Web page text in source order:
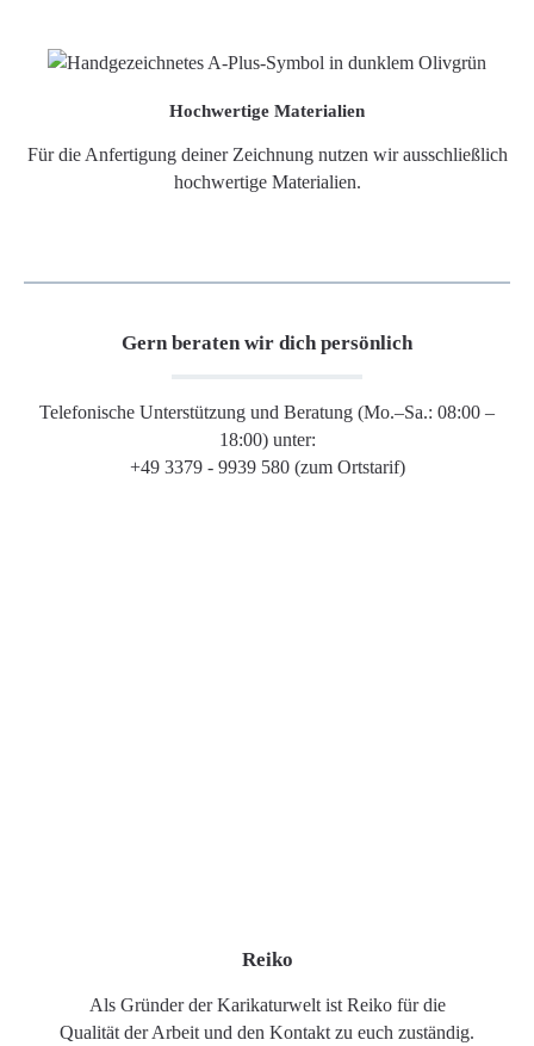
Hochwertige Materialien
Für die Anfertigung deiner Zeichnung nutzen wir ausschließlich
hochwertige Materialien.
Gern beraten wir dich persönlich
Telefonische Unterstützung und Beratung (Mo.–Sa.: 08:00 –
18:00) unter:
+49 3379 - 9939 580 (zum Ortstarif)
Reiko
Als Gründer der Karikaturwelt ist Reiko für die
Qualität der Arbeit und den Kontakt zu euch zuständig.